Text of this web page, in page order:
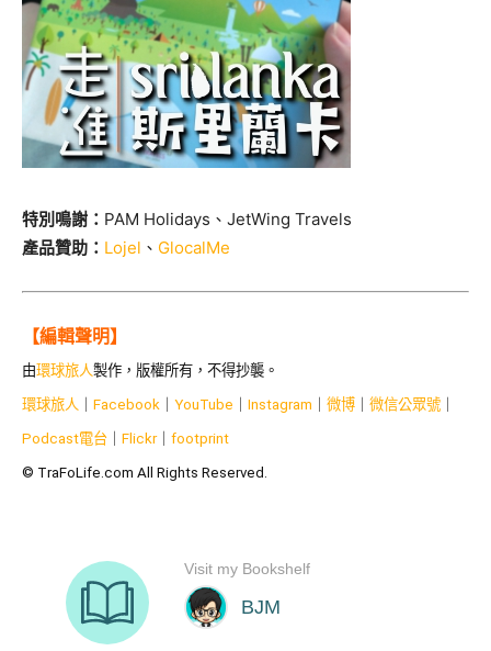
特別鳴謝： PAM Holidays 、 JetWing Travels
產品贊助： Lojel 、 GlocalMe
【編輯聲明】
由環球旅人製作，版權所有，不得抄襲。
環球旅人 Facebook YouTube Instagram 微博 微信公眾號
Podcast電台 Flickr｜ footprint
© TraFoLife.com All Rights Reserved.